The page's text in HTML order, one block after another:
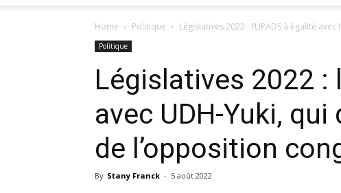
Home Politique Législatives 2022 : l’UPADS à égalité
Politique
Législatives 2022 :
avec UDH-Yuki,
de l’opposition
By Stany Franck - 5 août 2022